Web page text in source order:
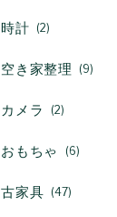
時計 2
空き家整理 9
カメラ 2
おもちゃ 6
古家具 47